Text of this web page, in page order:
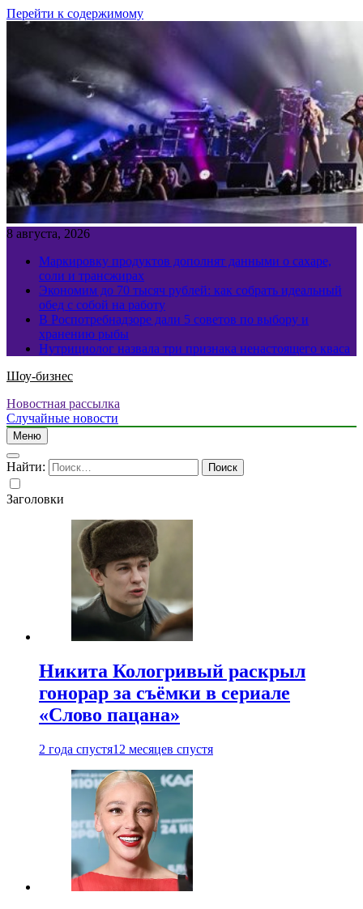
Перейти к содержимому
8 августа, 2026
Маркировку продуктов дополнят данными о сахаре,
соли и трансжирах
Экономим до 70 тысяч рублей: как собрать идеальный
обед с собой на работу
В Роспотребнадзоре дали 5 советов по выбору и
хранению рыбы
Нутрициолог назвала три признака ненастоящего кваса
Шоу-бизнес
Новостная рассылка
Случайные новости
Меню
Найти:
Заголовки
Никита Кологривый раскрыл
гонорар за съёмки в сериале
«Слово пацана»
2 года спустя12 месяцев спустя